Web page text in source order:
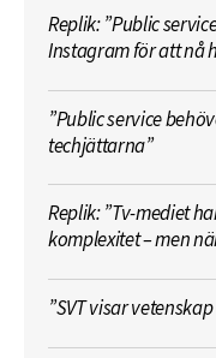
Replik: ”Public
Instagram för att nå
”Public service
techjättarna”
Replik: ”Tv-mediet
komplexitet – men
”SVT visar